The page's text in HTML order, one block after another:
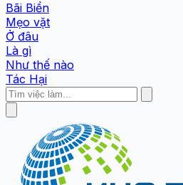
Bãi Biển
Mẹo vặt
Ở đâu
Là gì
Như thế nào
Tác Hại